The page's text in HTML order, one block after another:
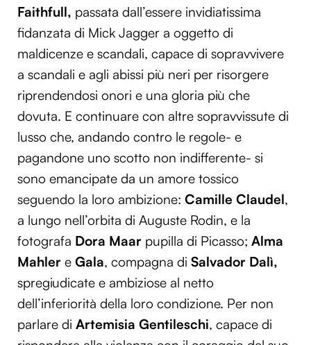
Faithfull, passata dall’essere invidiatissima
fidanzata di Mick Jagger a oggetto di
maldicenze e scandali, capace di sopravvivere
a scandali e agli abissi più neri per risorgere
riprendendosi onori e una gloria più che
dovuta. E continuare con altre sopravvissute di
lusso che, andando contro le regole- e
pagandone uno scotto non indifferente- si
sono emancipate da un amore tossico
seguendo la loro ambizione: Camille Claudel,
a lungo nell’orbita di Auguste Rodin, e la
fotografa Dora Maar pupilla di Picasso; Alma
Mahler e Gala, compagna di Salvador Dalì,
spregiudicate e ambiziose al netto
dell’inferiorità della loro condizione. Per non
parlare di Artemisia Gentileschi, capace di